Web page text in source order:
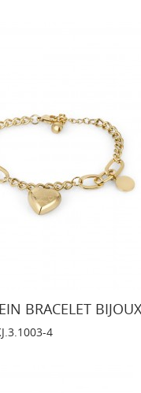
BRACELET
4